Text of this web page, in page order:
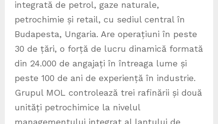
integrată de petrol, gaze naturale,
petrochimie și retail, cu sediul central în
Budapesta, Ungaria. Are operațiuni în peste
30 de țări, o forță de lucru dinamică formată
din 24.000 de angajați în întreaga lume și
peste 100 de ani de experiență în industrie.
Grupul MOL controlează trei rafinării și două
unități petrochimice la nivelul
managementului integrat al lanțului de